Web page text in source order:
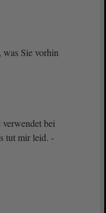
was Sie vorhin
verwendet bei
tut mir leid. -